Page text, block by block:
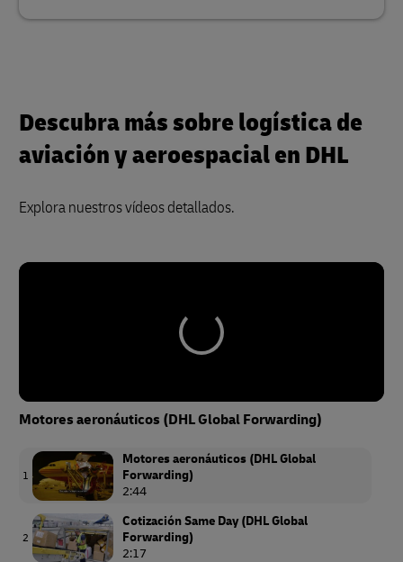
Descubra más sobre logística de
aviación y aeroespacial en DHL
Explora nuestros vídeos detallados.
Motores aeronáuticos (DHL Global Forwarding)
1
Motores aeronáuticos (DHL Global
Forwarding)
2:44
2
Cotización Same Day (DHL Global
Forwarding)
2:17